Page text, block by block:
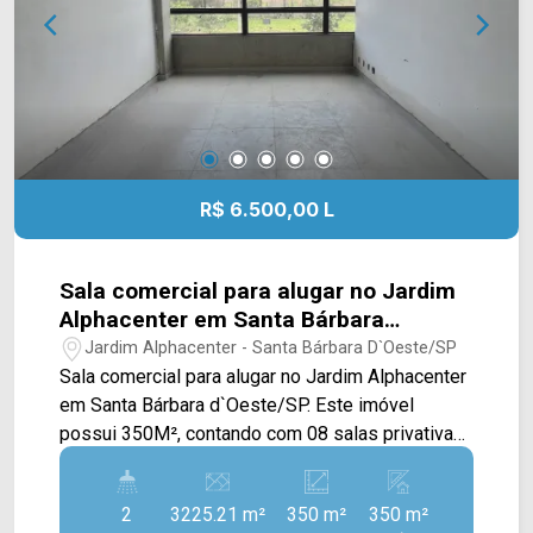
R$ 6.500,00 L
Sala comercial para alugar no Jardim
Alphacenter em Santa Bárbara
d`Oeste/SP
Jardim Alphacenter - Santa Bárbara D`Oeste/SP
Sala comercial para alugar no Jardim Alphacenter
em Santa Bárbara d`Oeste/SP. Este imóvel
possui 350M², contando com 08 salas privativas,
também possuindo uma recepção com acesso
ao elevador e escada. Contém pontos de ar
condicionado. > 02 banheiros sociais; Localizado
2 3225.21 m² 350 m² 350 m²